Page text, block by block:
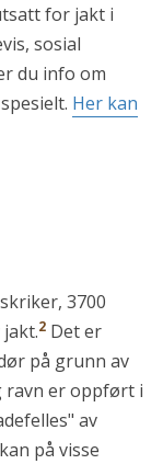
for jakt i
sosial
du info om
Her kan
3700
2 Det er
på grunn av
ravn er oppført i
av
på visse